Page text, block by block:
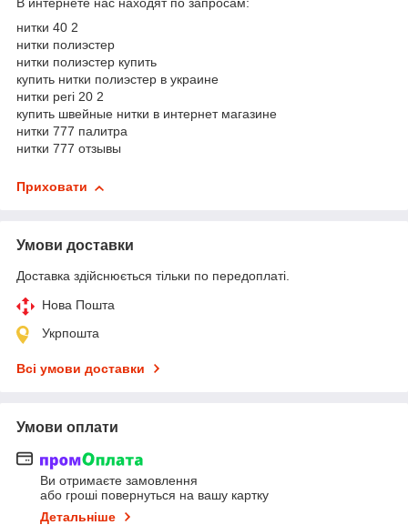
В интернете нас находят по запросам:
нитки 40 2
нитки полиэстер
нитки полиэстер купить
купить нитки полиэстер в украине
нитки peri 20 2
купить швейные нитки в интернет магазине
нитки 777 палитра
нитки 777 отзывы
Приховати
Умови доставки
Доставка здійснюється тільки по передоплаті.
Нова Пошта
Укрпошта
Всі умови доставки
Умови оплати
Ви отримаєте замовлення
або гроші повернуться на вашу картку
Детальніше